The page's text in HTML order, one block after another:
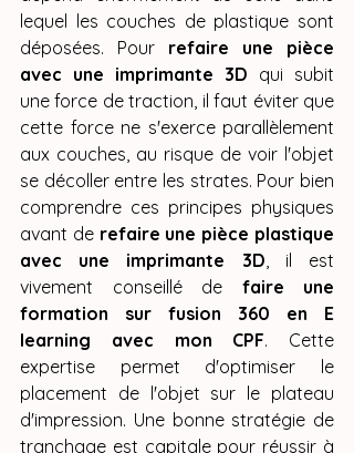
lequel les couches de plastique sont
déposées. Pour refaire une pièce
avec une imprimante 3D qui subit
une force de traction, il faut éviter que
cette force ne s'exerce parallèlement
aux couches, au risque de voir l'objet
se décoller entre les strates. Pour bien
comprendre ces principes physiques
avant de refaire une pièce plastique
avec une imprimante 3D , il est
vivement conseillé de faire une
formation sur fusion 360 en E
learning avec mon CPF. Cette
expertise permet d'optimiser le
placement de l'objet sur le plateau
d'impression. Une bonne stratégie de